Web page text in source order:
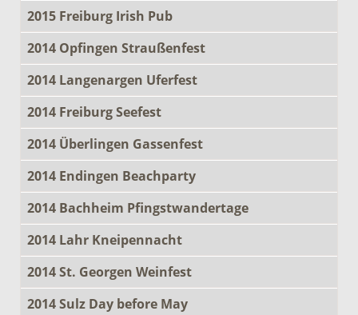
2015 Freiburg Irish Pub
2014 Opfingen Straußenfest
2014 Langenargen Uferfest
2014 Freiburg Seefest
2014 Überlingen Gassenfest
2014 Endingen Beachparty
2014 Bachheim Pfingstwandertage
2014 Lahr Kneipennacht
2014 St. Georgen Weinfest
2014 Sulz Day before May